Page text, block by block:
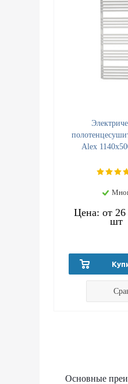
Alex
Цена: от 26
шт
Основные